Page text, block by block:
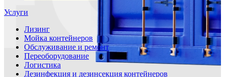
Услуги
Лизинг
Мойка контейнеров
Обслуживание и ремонт
Переоборудование
Логистика
Дезинфекция и дезинсекция контейнеров